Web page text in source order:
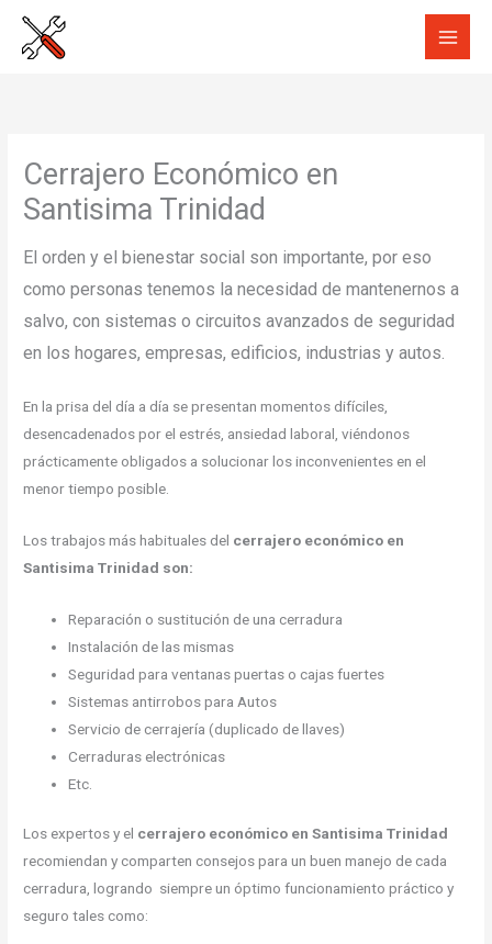
Cerrajero Económico en
Santisima Trinidad
El orden y el bienestar social son importante, por eso
como personas tenemos la necesidad de mantenernos a
salvo, con sistemas o circuitos avanzados de seguridad
en los hogares, empresas, edificios, industrias y autos.
En la prisa del día a día se presentan momentos difíciles,
desencadenados por el estrés, ansiedad laboral, viéndonos
prácticamente obligados a solucionar los inconvenientes en el
menor tiempo posible.
Los trabajos más habituales del cerrajero económico en
Santisima Trinidad son:
Reparación o sustitución de una cerradura
Instalación de las mismas
Seguridad para ventanas puertas o cajas fuertes
Sistemas antirrobos para Autos
Servicio de cerrajería (duplicado de llaves)
Cerraduras electrónicas
Etc.
Los expertos y el cerrajero económico en Santisima Trinidad
recomiendan y comparten consejos para un buen manejo de cada
cerradura, logrando siempre un óptimo funcionamiento práctico y
seguro tales como: